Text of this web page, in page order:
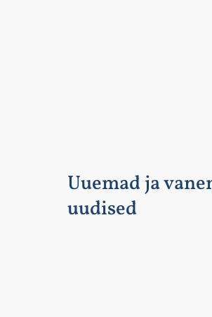
Uuemad ja
uudised